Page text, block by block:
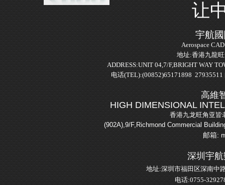
让
宇航
Aerospace
地址:香港九龍
ADDRESS:UNIT 04,7/F,BRIGHT WAY
电话(TEL):(00852)65171898
高維
HIGH DIMENSIONAL
香港九龙旺角亚皆
(902A),9/F,Richmond Commercial
邮箱:
深圳宇
地址:深圳市福田区深南中
电话:0755-